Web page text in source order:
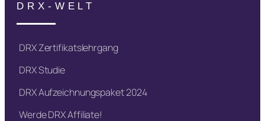
DRX-WELT
DRX Zertifikatslehrgang
DRX Studie
DRX Aufzeichnungspaket 2024
Werde DRX Affiliate!